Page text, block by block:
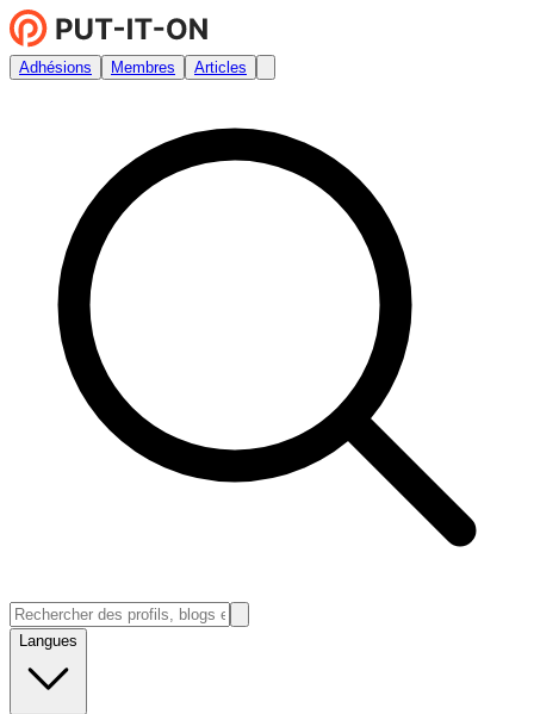
Adhésions Membres Articles
Langues